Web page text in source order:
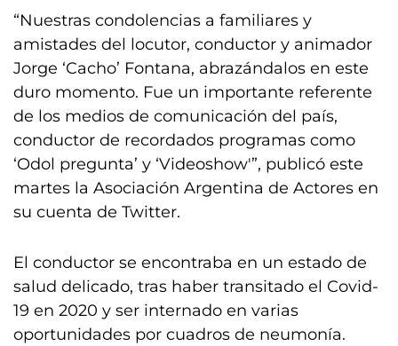
“Nuestras condolencias a familiares y
amistades del locutor, conductor y animador
Jorge ‘Cacho’ Fontana, abrazándalos en este
duro momento. Fue un importante referente
de los medios de comunicación del país,
conductor de recordados programas como
‘Odol pregunta’ y ‘Videoshow'”, publicó este
martes la Asociación Argentina de Actores en
su cuenta de Twitter.
El conductor se encontraba en un estado de
salud delicado, tras haber transitado el Covid-
19 en 2020 y ser internado en varias
oportunidades por cuadros de neumonía.